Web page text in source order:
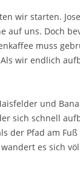
wir starten.
auf uns. Doch
muss
wir endlich
und
sich schnell
der Pfad am
es sich